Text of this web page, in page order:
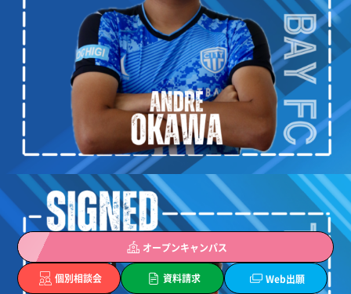
オープンキャンパス
個別相談会 資料請求 Web出願